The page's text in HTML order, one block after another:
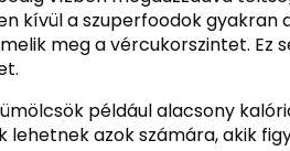
kívül a szuperfoodok gyakran
meg a vércukorszintet.
például alacsony
lehetnek azok számára, akik